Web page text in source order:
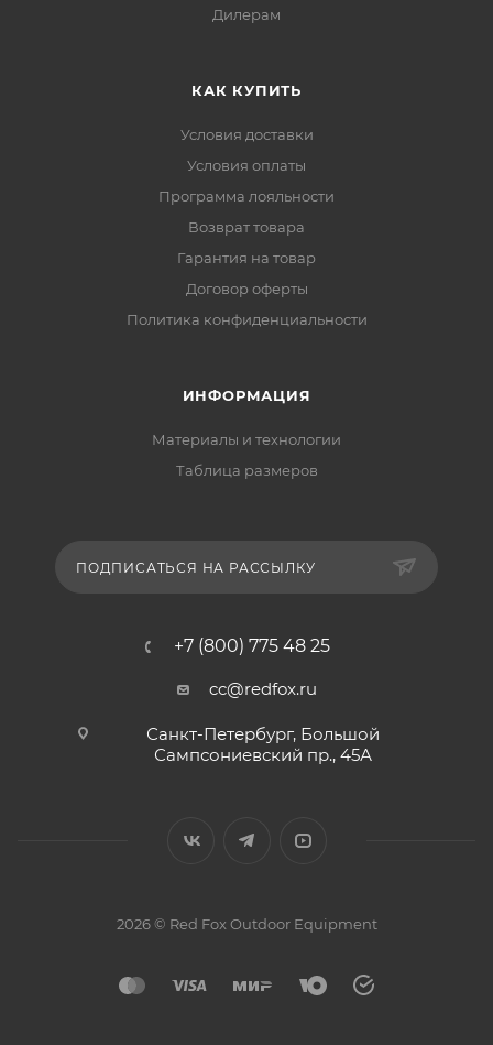
Дилерам
КАК КУПИТЬ
Условия доставки
Условия оплаты
Программа лояльности
Возврат товара
Гарантия на товар
Договор оферты
Политика конфиденциальности
ИНФОРМАЦИЯ
Материалы и технологии
Таблица размеров
ПОДПИСАТЬСЯ НА РАССЫЛКУ
+7 (800) 775 48 25
cc@redfox.ru
Санкт-Петербург, Большой
Сампсониевский пр., 45А
2026 © Red Fox Outdoor Equipment